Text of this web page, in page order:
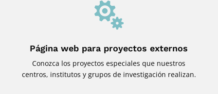

Página web para proyectos externos
Conozca los proyectos especiales que nuestros
centros, institutos y grupos de investigación realizan.